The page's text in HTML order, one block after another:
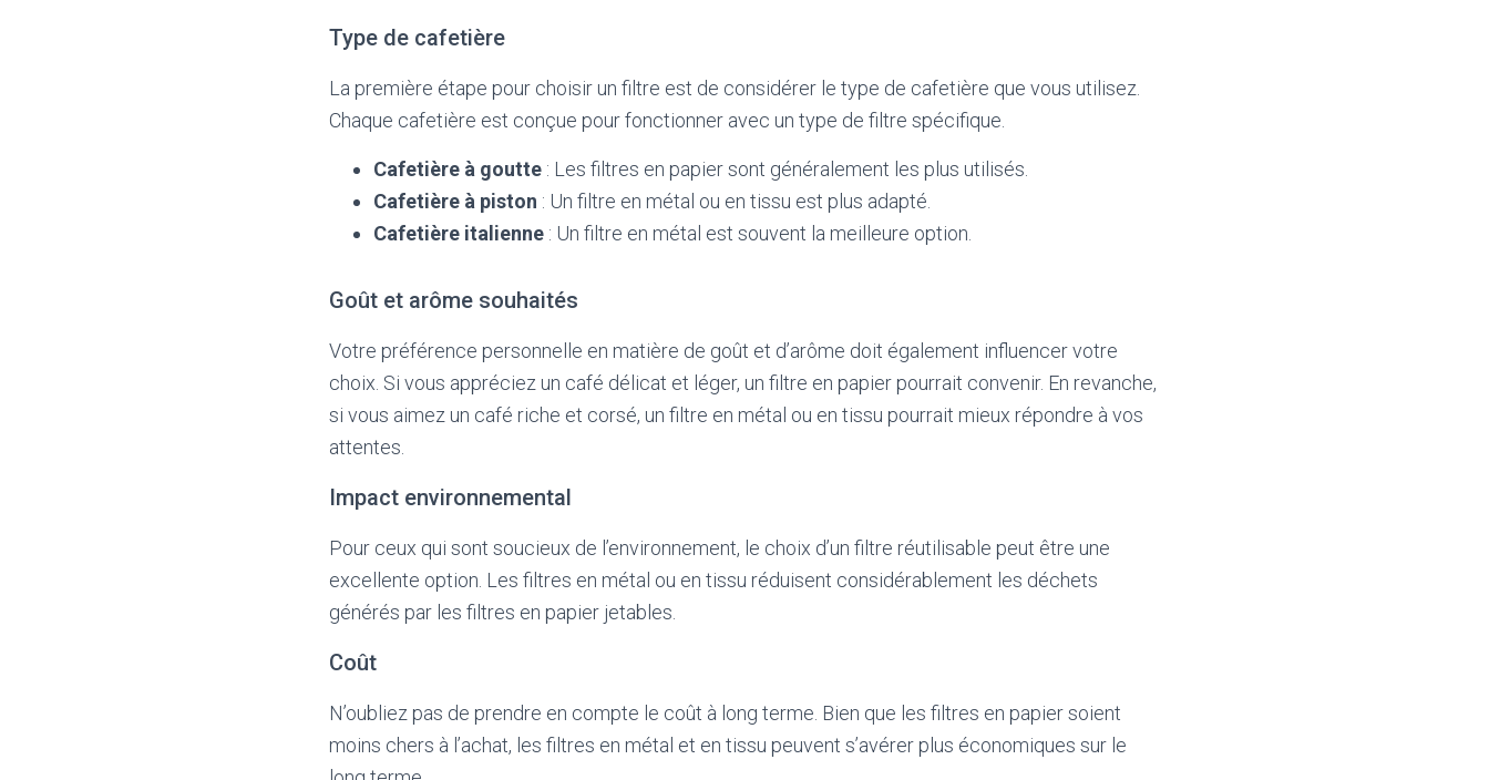
Type de cafetière
La première étape pour choisir un filtre est de considérer le type de cafetière que vous utilisez.
Chaque cafetière est conçue pour fonctionner avec un type de filtre spécifique.
Cafetière à goutte : Les filtres en papier sont généralement les plus utilisés.
Cafetière à piston : Un filtre en métal ou en tissu est plus adapté.
Cafetière italienne : Un filtre en métal est souvent la meilleure option.
Goût et arôme souhaités
Votre préférence personnelle en matière de goût et d’arôme doit également influencer votre
choix. Si vous appréciez un café délicat et léger, un filtre en papier pourrait convenir. En revanche,
si vous aimez un café riche et corsé, un filtre en métal ou en tissu pourrait mieux répondre à vos
attentes.
Impact environnemental
Pour ceux qui sont soucieux de l’environnement, le choix d’un filtre réutilisable peut être une
excellente option. Les filtres en métal ou en tissu réduisent considérablement les déchets
générés par les filtres en papier jetables.
Coût
N’oubliez pas de prendre en compte le coût à long terme. Bien que les filtres en papier soient
moins chers à l’achat, les filtres en métal et en tissu peuvent s’avérer plus économiques sur le